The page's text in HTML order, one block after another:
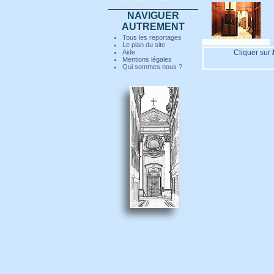
NAVIGUER
AUTREMENT
Tous les reportages
Le plan du site
Aide
Mentions légales
Qui sommes nous ?
06 - En savoir plus
Cliquer sur